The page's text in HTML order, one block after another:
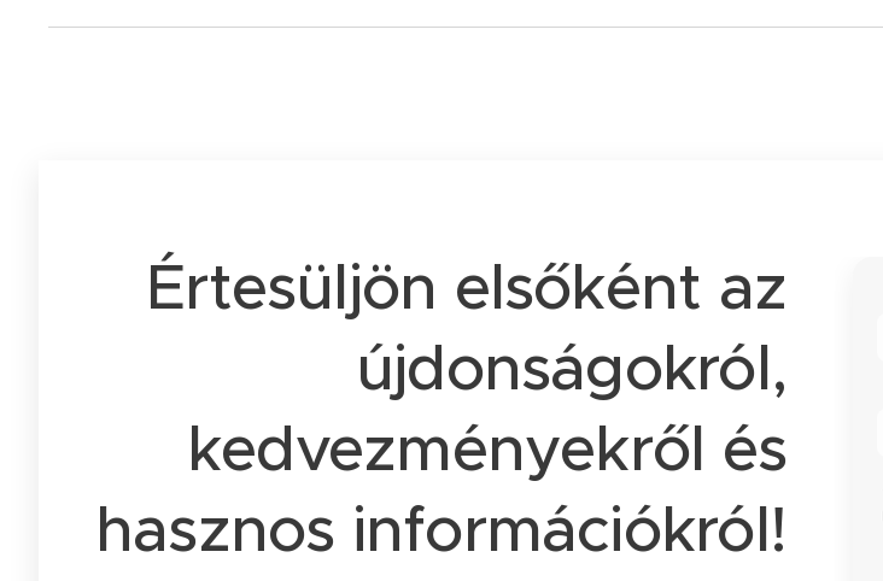
Értesüljön elsőként az
újdonságokról,
kedvezményekről és
hasznos információkról!